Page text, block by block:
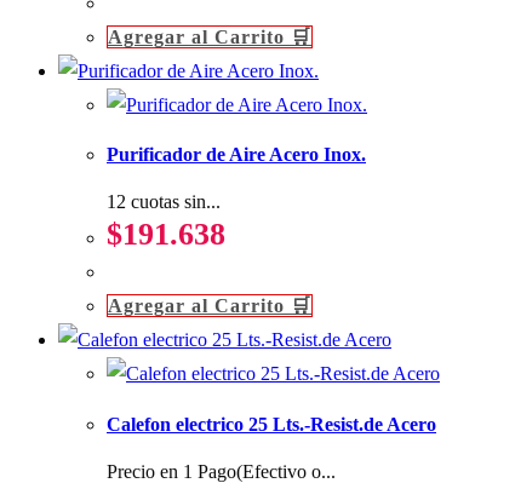
Agregar al Carrito 🛒
Purificador de Aire Acero Inox.
12 cuotas sin...
$191.638
Agregar al Carrito 🛒
Calefon electrico 25 Lts.-Resist.de Acero
Precio en 1 Pago(Efectivo o...